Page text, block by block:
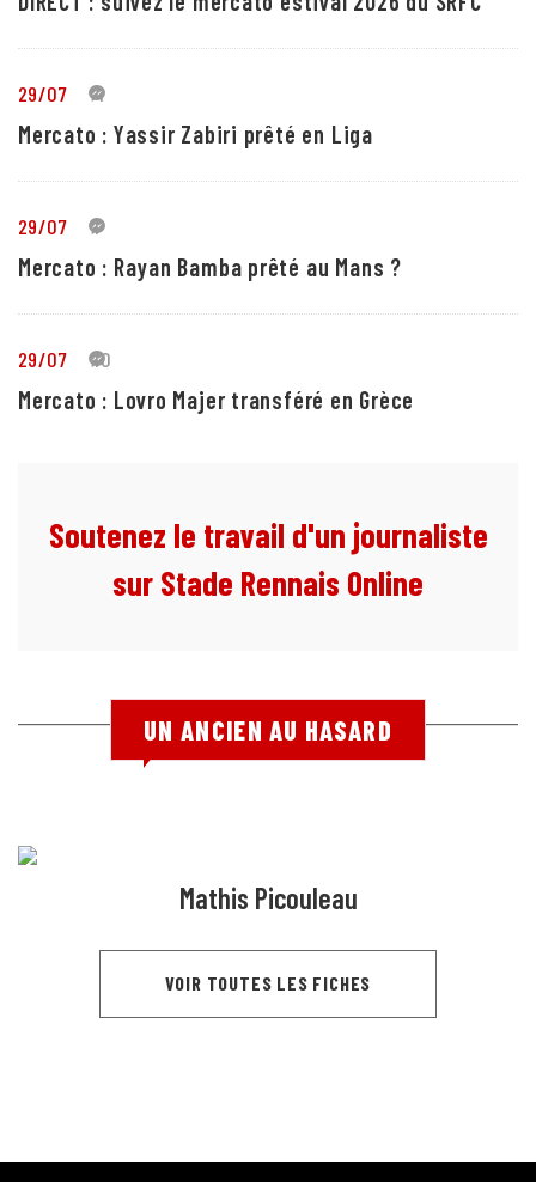
29/07 4
Mercato : Yassir Zabiri prêté en Liga
29/07 1
Mercato : Rayan Bamba prêté au Mans ?
29/07 10
Mercato : Lovro Majer transféré en Grèce
Soutenez le travail d'un journaliste
sur Stade Rennais Online
UN ANCIEN AU HASARD
Mathis Picouleau
VOIR TOUTES LES FICHES